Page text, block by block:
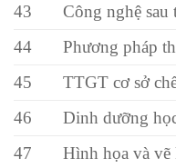
43
Công nghệ sau
44
Phương pháp
45
TTGT cơ sở
46
Dinh dưỡng
47
Hình họa và